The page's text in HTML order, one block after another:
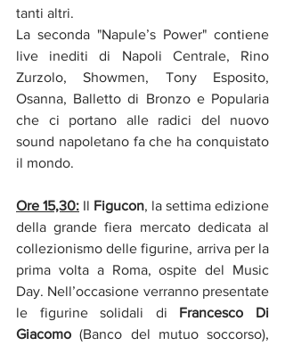
tanti altri.
La seconda "Napule’s Power" contiene
live inediti di Napoli Centrale, Rino
Zurzolo, Showmen, Tony Esposito,
Osanna, Balletto di Bronzo e Popularia
che ci portano alle radici del nuovo
sound napoletano fa che ha conquistato
il mondo.
Ore 15,30: Il Figucon, la settima edizione
della grande fiera mercato dedicata al
collezionismo delle figurine, arriva per la
prima volta a Roma, ospite del Music
Day. Nell’occasione verranno presentate
le figurine solidali di Francesco Di
Giacomo (Banco del mutuo soccorso),